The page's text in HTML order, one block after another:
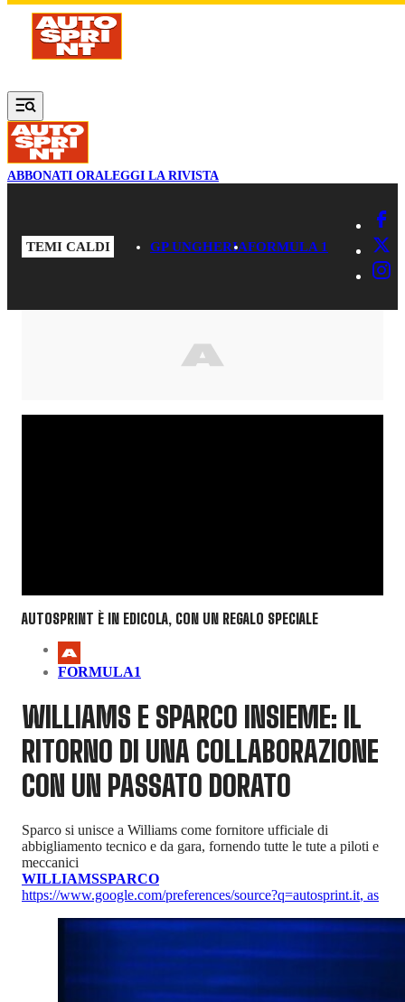
Vai al contenuto principale
ABBONATI ORALEGGI LA RIVISTA
TEMI CALDI GP UNGHERIAFORMULA 1
AUTOSPRINT È IN EDICOLA, CON UN REGALO SPECIALE
FORMULA1
WILLIAMS E SPARCO INSIEME: IL
RITORNO DI UNA COLLABORAZIONE
CON UN PASSATO DORATO
Sparco si unisce a Williams come fornitore ufficiale di
abbigliamento tecnico e da gara, fornendo tutte le tute a piloti e
meccanici
WILLIAMSSPARCO
https://www.google.com/preferences/source?q=autosprint.it, as